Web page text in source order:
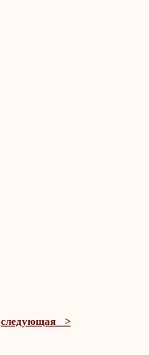
следующая >